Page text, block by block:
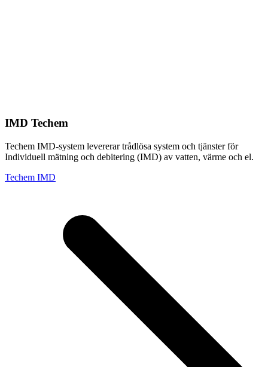
IMD Techem
Techem IMD-system levererar trådlösa system och tjänster för
Individuell mätning och debitering (IMD) av vatten, värme och el.
Techem IMD